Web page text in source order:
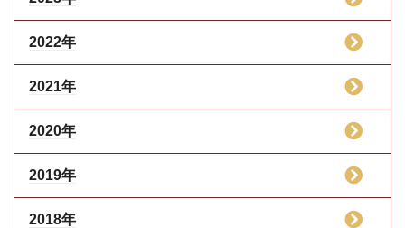
2022年
2021年
2020年
2019年
2018年